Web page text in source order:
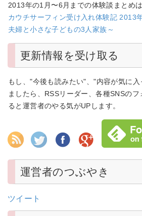
2013年の1月〜6月までの体験談まとめ
カウチサーフィン受け入れ体験記 2013
夫婦と小さな子どもの3人家族～
更新情報を受け取る
もし、"今後も読みたい"、"内容が気に
ましたら、RSSリーダー、各種SNSの
ると運営者のやる気がUPします。
運営者のつぶやき
ツイート